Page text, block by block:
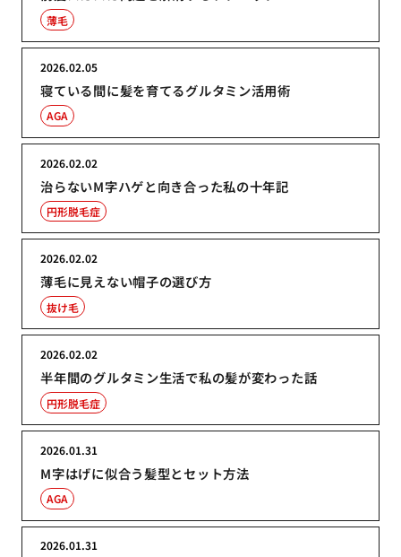
薄毛
寝ている間に髪を育てるグルタミン活用術
2026.02.05
AGA
治らないM字ハゲと向き合った私の十年記
2026.02.02
円形脱毛症
薄毛に見えない帽子の選び方
2026.02.02
抜け毛
半年間のグルタミン生活で私の髪が変わった話
2026.02.02
円形脱毛症
M字はげに似合う髪型とセット方法
2026.01.31
AGA
2026.01.31